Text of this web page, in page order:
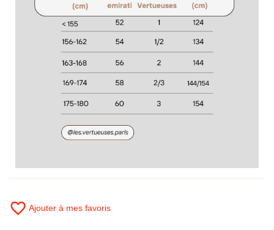
favorite_border Ajouter à mes favoris